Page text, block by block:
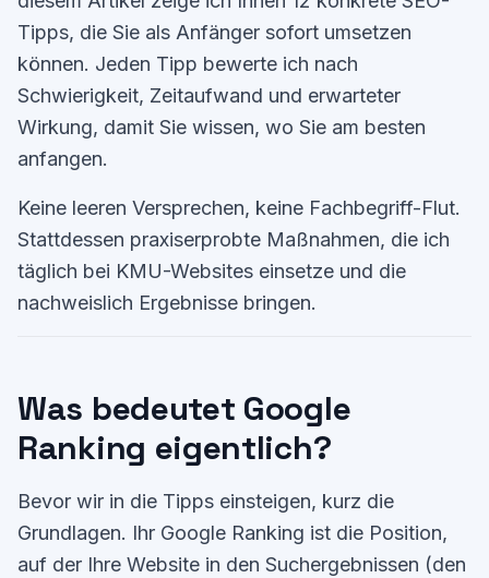
Tipps, die Sie als Anfänger sofort umsetzen
können. Jeden Tipp bewerte ich nach
Schwierigkeit, Zeitaufwand und erwarteter
Wirkung, damit Sie wissen, wo Sie am besten
anfangen.
Keine leeren Versprechen, keine Fachbegriff-Flut.
Stattdessen praxiserprobte Maßnahmen, die ich
täglich bei KMU-Websites einsetze und die
nachweislich Ergebnisse bringen.
Was bedeutet Google
Ranking eigentlich?
Bevor wir in die Tipps einsteigen, kurz die
Grundlagen. Ihr Google Ranking ist die Position,
auf der Ihre Website in den Suchergebnissen (den